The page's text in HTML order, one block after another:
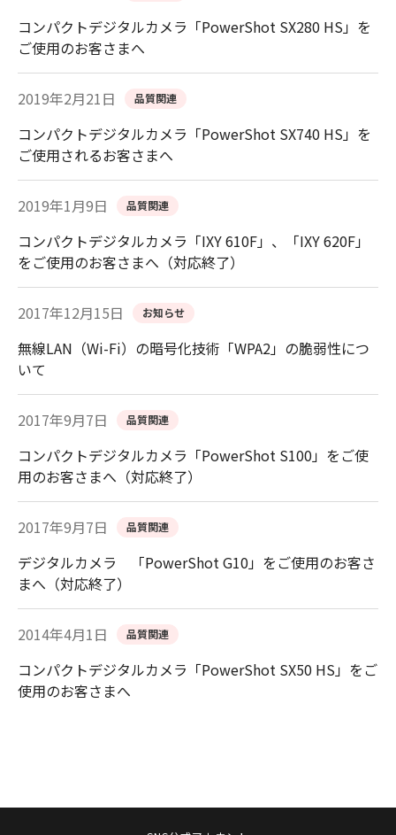
コンパクトデジタルカメラ「PowerShot SX280 HS」を
ご使用のお客さまへ
2019年2月21日 品質関連
コンパクトデジタルカメラ「PowerShot SX740 HS」を
ご使用されるお客さまへ
2019年1月9日 品質関連
コンパクトデジタルカメラ「IXY 610F」、「IXY 620F」
をご使用のお客さまへ（対応終了）
2017年12月15日 お知らせ
無線LAN（Wi-Fi）の暗号化技術「WPA2」の脆弱性につ
いて
2017年9月7日 品質関連
コンパクトデジタルカメラ「PowerShot S100」をご使
用のお客さまへ（対応終了）
2017年9月7日 品質関連
デジタルカメラ 「PowerShot G10」をご使用のお客さ
まへ（対応終了）
2014年4月1日 品質関連
コンパクトデジタルカメラ「PowerShot SX50 HS」をご
使用のお客さまへ